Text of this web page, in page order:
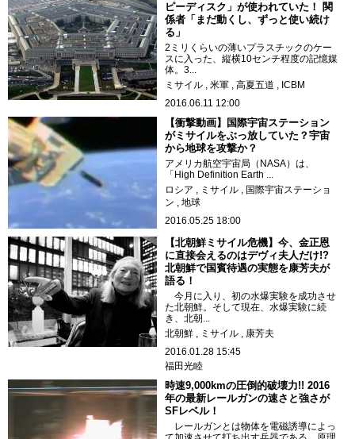
ピーディスク」が使われていた！ 関
係者「まだ動くし、ずっと使い続け
る」
2ミリくらいの薄いプラスチックのケー
スに入った、縦横10センチ程度の記憶媒
体。3...
ミサイル
米軍 高夏五道
ICBM
2016.06.11 12:00
【衝撃動画】国際宇宙ステーション
がミサイルをぶっ放していた？宇宙
から地球を攻撃か？
アメリカ航空宇宙局（NASA）は、
「High Definition Earth ...
ロシア
ミサイル
国際宇宙ステーショ
ン
地球
2016.05.25 18:00
【北朝鮮ミサイル危機】今、金正恩
に直接会えるのはデヴィ夫人だけ!?
北朝鮮で国賓待遇の実態を康芳夫が
語る！
今月に入り、初の水爆実験を成功させ
た北朝鮮。そして現在、水爆実験に続
き、北朝...
北朝鮮
ミサイル
康芳夫
2016.01.28 15:45
福田光睦
時速9,000kmの圧倒的破壊力!! 2016
年の最新レールガンの速さと強さが
SFレベル！
レールガンとは物体を電磁誘導によっ